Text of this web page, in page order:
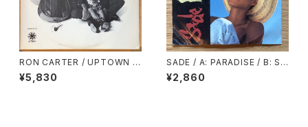
RON CARTER / UPTOWN C
ONVERSATION
¥5,830
SADE / A: PARADISE / B: SU
PER BIEN TOTAL
¥2,860